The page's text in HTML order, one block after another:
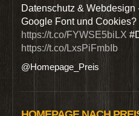
Datenschutz & Webdesign
Google Font und Cookies?
https://t.co/FYWSE5biLX
https://t.co/LxsPiFmbIb
@Homepage_Preis